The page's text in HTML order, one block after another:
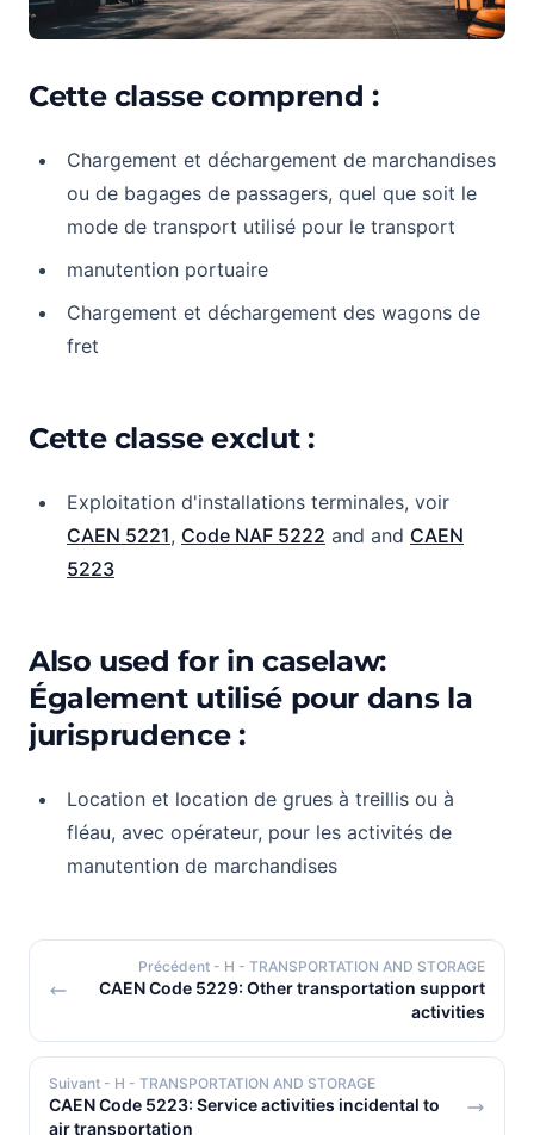
Cette classe comprend :
Chargement et déchargement de marchandises
ou de bagages de passagers, quel que soit le
mode de transport utilisé pour le transport
manutention portuaire
Chargement et déchargement des wagons de
fret
Cette classe exclut :
Exploitation d'installations terminales, voir
CAEN 5221, Code NAF 5222 and and CAEN
5223
Also used for in caselaw:
Également utilisé pour dans la
jurisprudence :
Location et location de grues à treillis ou à
fléau, avec opérateur, pour les activités de
manutention de marchandises
Précédent - H - TRANSPORTATION AND STORAGE
CAEN Code 5229: Other transportation support
activities
Suivant - H - TRANSPORTATION AND STORAGE
CAEN Code 5223: Service activities incidental to
air transportation